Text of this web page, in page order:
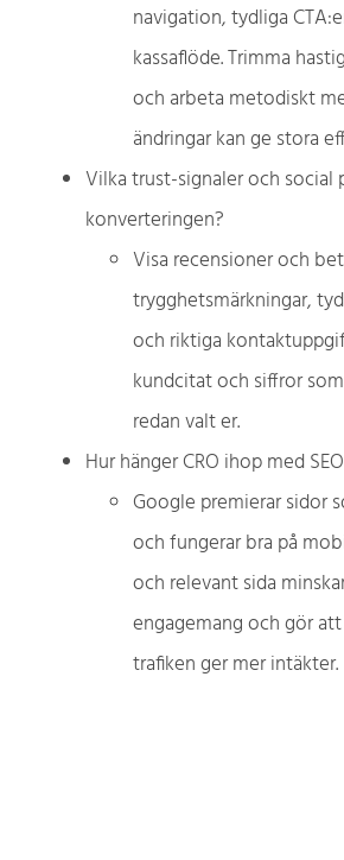
navigation, tydliga
kassaflöde. Trimma
och arbeta metodiskt
ändringar kan ge stora
Vilka trust-signaler och
konverteringen?
Visa recensioner och
trygghetsmärkningar,
och riktiga
kundcitat och siffror
redan valt er.
Hur hänger CRO ihop med
Google premierar sidor
och fungerar bra på
och relevant sida
engagemang och gör
trafiken ger mer intäkter.